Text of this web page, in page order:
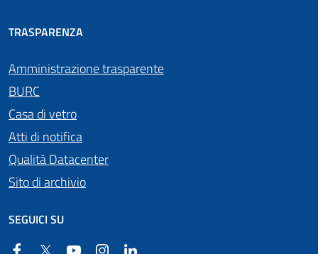
TRASPARENZA
Amministrazione trasparente
BURC
Casa di vetro
Atti di notifica
Qualità Datacenter
Sito di archivio
SEGUICI SU
FacebookTwitter YouTube Instagram